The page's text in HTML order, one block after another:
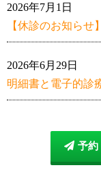
【休診のお知らせ
2026年7月1日
明細書と電子的診
2026年6月29日
予約